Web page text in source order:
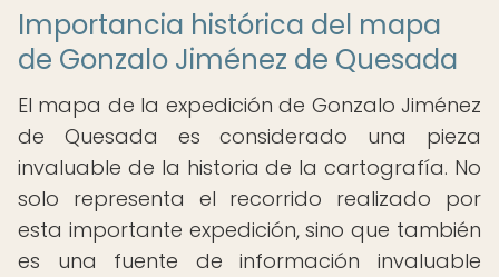
Importancia histórica del mapa
de Gonzalo Jiménez de Quesada
El mapa de la expedición de Gonzalo Jiménez
de Quesada es considerado una pieza
invaluable de la historia de la cartografía. No
solo representa el recorrido realizado por
esta importante expedición, sino que también
es una fuente de información invaluable